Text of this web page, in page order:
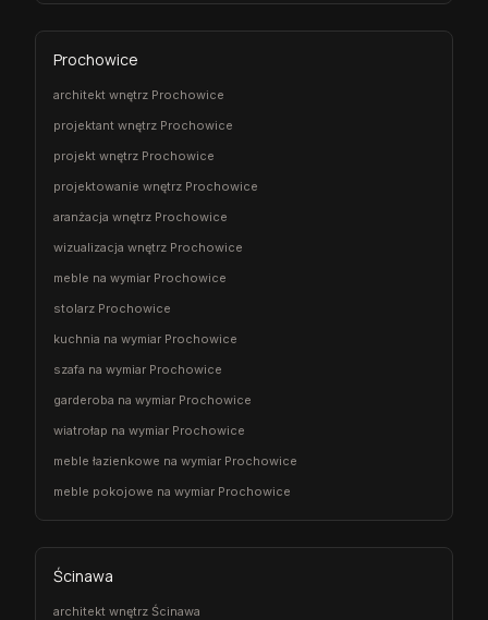
Prochowice
architekt wnętrz Prochowice
projektant wnętrz Prochowice
projekt wnętrz Prochowice
projektowanie wnętrz Prochowice
aranżacja wnętrz Prochowice
wizualizacja wnętrz Prochowice
meble na wymiar Prochowice
stolarz Prochowice
kuchnia na wymiar Prochowice
szafa na wymiar Prochowice
garderoba na wymiar Prochowice
wiatrołap na wymiar Prochowice
meble łazienkowe na wymiar Prochowice
meble pokojowe na wymiar Prochowice
Ścinawa
architekt wnętrz Ścinawa